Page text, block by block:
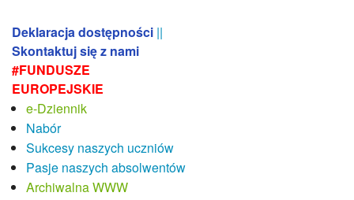
Deklaracja dostępności ||
Skontaktuj się z nami
#FUNDUSZE
EUROPEJSKIE
e-Dziennik
Nabór
Sukcesy naszych uczniów
Pasje naszych absolwentów
Archiwalna WWW